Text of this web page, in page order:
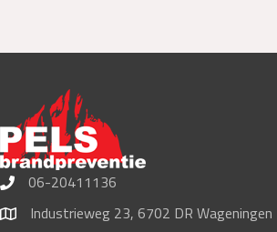
06-20411136
Industrieweg 23, 6702 DR Wageningen